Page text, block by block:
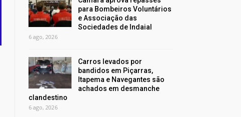
para Bombeiros Voluntários
e Associação das
Sociedades de Indaial
6 ago, 2026
Carros levados por
bandidos em Piçarras,
Itapema e Navegantes são
achados em desmanche
clandestino
6 ago, 2026